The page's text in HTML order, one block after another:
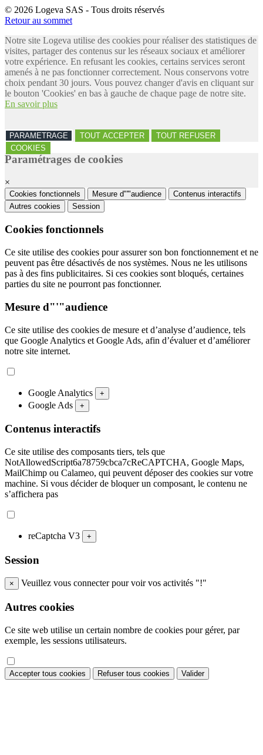
© 2026 Logeva SAS - Tous droits réservés
Retour au sommet
Notre site Logeva utilise des cookies pour réaliser des statistiques de
visites, partager des contenus sur les réseaux sociaux et améliorer
votre expérience. En refusant les cookies, certains services seront
amenés à ne pas fonctionner correctement. Nous conservons votre
choix pendant 30 jours. Vous pouvez changer d'avis en cliquant sur
le bouton 'Cookies' en bas à gauche de chaque page de notre site.
En savoir plus
PARAMETRAGE TOUT ACCEPTER
TOUT REFUSER
COOKIES
Paramétrages de cookies
×
Cookies fonctionnels Mesure d"'"audience
Contenus interactifs
Autres cookies
Session
Cookies fonctionnels
Ce site utilise des cookies pour assurer son bon fonctionnement et ne
peuvent pas être désactivés de nos systèmes. Nous ne les utilisons
pas à des fins publicitaires. Si ces cookies sont bloqués, certaines
parties du site ne pourront pas fonctionner.
Mesure d"'"audience
Ce site utilise des cookies de mesure et d’analyse d’audience, tels
que Google Analytics et Google Ads, afin d’évaluer et d’améliorer
notre site internet.
Google Analytics +
Google Ads +
Contenus interactifs
Ce site utilise des composants tiers, tels que
NotAllowedScript6a78759cbca7cReCAPTCHA, Google Maps,
MailChimp ou Calameo, qui peuvent déposer des cookies sur votre
machine. Si vous décider de bloquer un composant, le contenu ne
s’affichera pas
reCaptcha V3 +
Session
× Veuillez vous connecter pour voir vos activités "!"
Autres cookies
Ce site web utilise un certain nombre de cookies pour gérer, par
exemple, les sessions utilisateurs.
Accepter tous cookies Refuser tous cookies Valider